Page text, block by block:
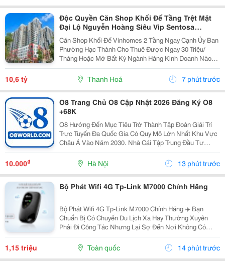
Độc Quyền Căn Shop Khối Đế Tầng Trệt Mặt
Đại Lộ Nguyễn Hoàng Siêu Vip Sentosa
Vinhomes Star City Thanh Hóa
Căn Shop Khối Đế Vinhomes 2 Tầng Ngay Cạnh Ủy Ban
Phường Hạc Thành Cho Thuê Được Ngay 30 Triệu/
Tháng Hoặc Mở Bất Kỳ Ngành Hàng Kinh Doanh Nào
Cũng Ra Tiền Có Sẵn Dân Cư 4000 Người Trên Các Tòa
Căn Hộ Và Toàn Bộ Là Cư Dân Cao Cấp Vinhomes
10,6 tỷ Thanh Hoá 7 phút trước
O8 Trang Chủ O8 Cập Nhật 2026 Đăng Ký O8
+68K
O8 Hướng Đến Mục Tiêu Trở Thành Tập Đoàn Giải Trí
Trực Tuyến Đa Quốc Gia Có Quy Mô Lớn Nhất Khu Vực
Châu Á Vào Năm 2030. Nhà Cái Tập Trung Đầu Tư
Mạnh Mẽ Vào Nền Tảng Công Nghệ Trí Tuệ Nhân Tạo
Nhằm Cá Nhân Hóa Trải Nghiệm, Đồng Thời Mở Rộng
Tầm Ảnh...
10.000₫ Hà Nội 13 phút trước
Bộ Phát Wifi 4G Tp-Link M7000 Chính Hãng
Bộ Phát Wifi 4G Tp-Link M7000 Chính Hãng ✈️ Bạn
Chuẩn Bị Có Chuyến Du Lịch Xa Hay Thường Xuyên
Phải Đi Công Tác Nhưng Lại Sợ Đến Nơi Không Có
Wifi, Sóng 3G/4G Trên Điện Thoại Chập Chờn Và Tốn
Pin? Đừng Lo! Đã Có "Vũ Khí Bí Mật" Tp-Link M7000
1,15 triệu Toàn quốc 14 phút trước